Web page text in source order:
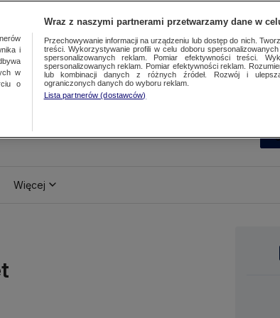
Więcej
i
w
o
Wraz z naszymi partnerami przetwarzamy dane w
Przechowywanie informacji na urządzeniu lub dostęp do nich.
treści. Wykorzystywanie profili w celu doboru
spersonalizowanych reklam. Pomiar efektywności treści.
spersonalizowanych reklam. Pomiar efektywności reklam.
lub kombinacji danych z różnych źródeł. Rozwój i
ograniczonych danych do wyboru reklam.
Lista partnerów (dostawców)